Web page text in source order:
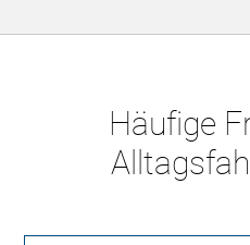
Häufige